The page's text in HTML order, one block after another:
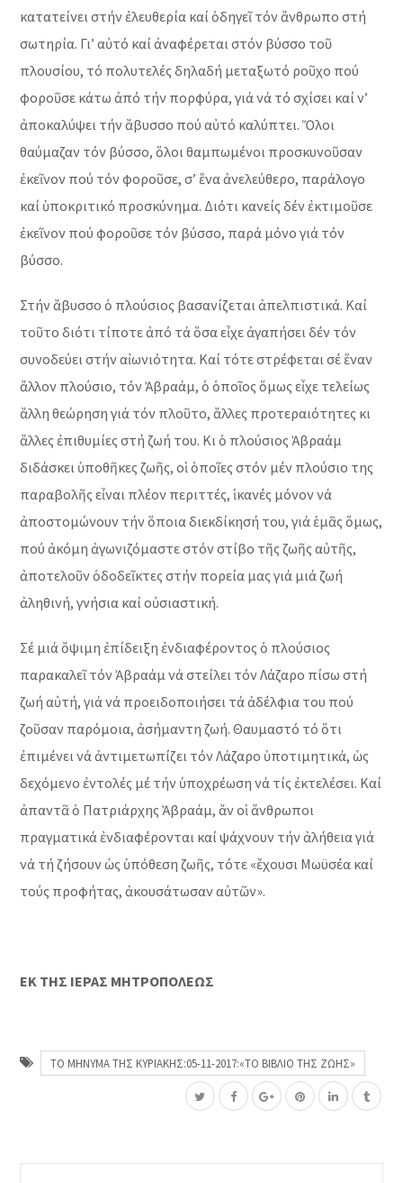
κατατείνει στήν ἐλευθερία καί ὁδηγεῖ τόν ἄνθρωπο στή
σωτηρία. Γι’ αὐτό καί ἀναφέρεται στόν βύσσο τοῦ
πλουσίου, τό πολυτελές δηλαδή μεταξωτό ροῦχο πού
φοροῦσε κάτω ἀπό τήν πορφύρα, γιά νά τό σχίσει καί ν’
ἀποκαλύψει τήν ἄβυσσο πού αὐτό καλύπτει. Ὅλοι
θαύμαζαν τόν βύσσο, ὅλοι θαμπωμένοι προσκυνοῦσαν
ἐκεῖνον πού τόν φοροῦσε, σ’ ἕνα ἀνελεύθερο, παράλογο
καί ὑποκριτικό προσκύνημα. Διότι κανείς δέν ἐκτιμοῦσε
ἐκεῖνον πού φοροῦσε τόν βύσσο, παρά μόνο γιά τόν
βύσσο.
Στήν ἄβυσσο ὁ πλούσιος βασανίζεται ἀπελπιστικά. Καί
τοῦτο διότι τίποτε ἀπό τά ὅσα εἶχε ἀγαπήσει δέν τόν
συνοδεύει στήν αἰωνιότητα. Καί τότε στρέφεται σέ ἕναν
ἄλλον πλούσιο, τόν Ἀβραάμ, ὁ ὁποῖος ὅμως εἶχε τελείως
ἄλλη θεώρηση γιά τόν πλοῦτο, ἄλλες προτεραιότητες κι
ἄλλες ἐπιθυμίες στή ζωή του. Κι ὁ πλούσιος Ἀβραάμ
διδάσκει ὑποθῆκες ζωῆς, οἱ ὁποῖες στόν μέν πλούσιο της
παραβολῆς εἶναι πλέον περιττές, ἱκανές μόνον νά
ἀποστομώνουν τήν ὅποια διεκδίκησή του, γιά ἑμᾶς ὅμως,
πού ἀκόμη ἀγωνιζόμαστε στόν στίβο τῆς ζωῆς αὐτῆς,
ἀποτελοῦν ὁδοδεῖκτες στήν πορεία μας γιά μιά ζωή
ἀληθινή, γνήσια καί οὐσιαστική.
Σέ μιά ὄψιμη ἐπίδειξη ἐνδιαφέροντος ὁ πλούσιος
παρακαλεῖ τόν Ἀβραάμ νά στείλει τόν Λάζαρο πίσω στή
ζωή αὐτή, γιά νά προειδοποιήσει τά ἀδέλφια του πού
ζοῦσαν παρόμοια, ἀσήμαντη ζωή. Θαυμαστό τό ὅτι
ἐπιμένει νά ἀντιμετωπίζει τόν Λάζαρο ὑποτιμητικά, ὡς
δεχόμενο ἐντολές μέ τήν ὑποχρέωση νά τίς ἐκτελέσει. Καί
ἀπαντᾶ ὁ Πατριάρχης Ἀβραάμ, ἄν οἱ ἄνθρωποι
πραγματικά ἐνδιαφέρονται καί ψάχνουν τήν ἀλήθεια γιά
νά τή ζήσουν ὡς ὑπόθεση ζωῆς, τότε «ἔχουσι Μωϋσέα καί
τούς προφήτας, ἀκουσάτωσαν αὐτῶν».
ΕΚ ΤΗΣ ΙΕΡΑΣ ΜΗΤΡΟΠΟΛΕΩΣ
ΤΟ ΜΗΝΥΜΑ ΤΗΣ ΚΥΡΙΑΚΗΣ:05-11-2017:«ΤΟ ΒΙΒΛΙΟ ΤΗΣ ΖΩΗΣ»